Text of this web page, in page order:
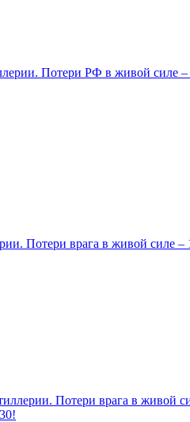
Потери РФ в живой силе –
Потери врага в живой силе –
Потери врага в живой